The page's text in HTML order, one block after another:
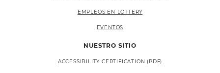
EMPLEOS EN LOTTERY
EVENTOS
NUESTRO SITIO
ACCESSIBILITY CERTIFICATION (PDF)